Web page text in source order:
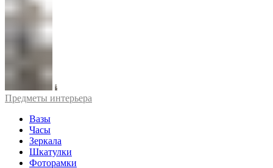
Предметы интерьера
Вазы
Часы
Зеркала
Шкатулки
Фоторамки